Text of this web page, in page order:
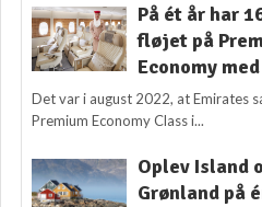
På ét år har
fløjet på
Economy
Det var i august 2022, at Emirates
Premium Economy Class i...
Oplev Island
Grønland på